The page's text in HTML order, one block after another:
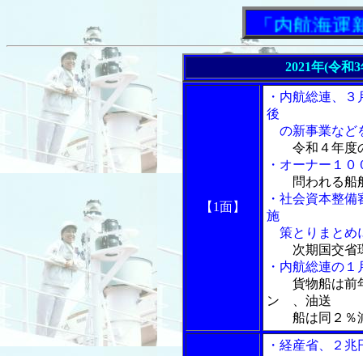
「内航海運新聞
2021年(令和
【1面】
・内航総連、
後
の新事業など
令和４年度
・オーナー１
問われる船
・社会資本整
施
策とりまとめ
次期国交省
・内航総連の
貨物船は前
ン 、油送
船は同２％減
・経産省、２